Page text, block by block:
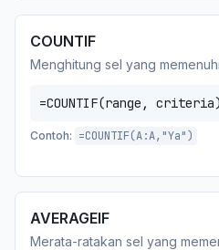
COUNTIF
Menghitung sel yang
=COUNTIF(range, criteria)
Contoh: =COUNTIF(A:A,"Ya")
AVERAGEIF
Merata-ratakan sel yang